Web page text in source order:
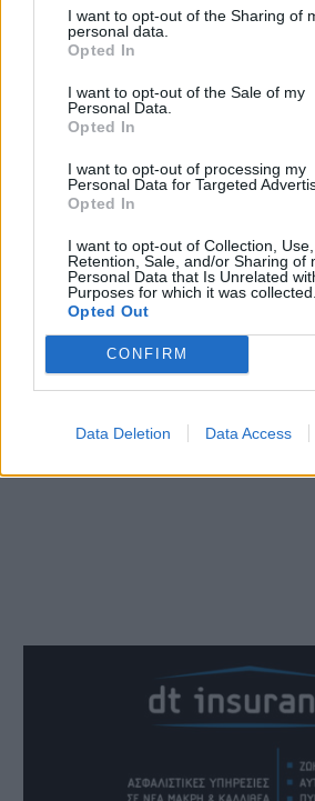
I want to opt-out of the Sharing of
personal data.
Opted In
I want to opt-out of the Sale of my
Personal Data.
Opted In
I want to opt-out of processing my
Personal Data for Targeted
Opted In
I want to opt-out of Collection, Use,
Retention, Sale, and/or Sharing of
Personal Data that Is Unrelated
Purposes for which it was collected.
Opted Out
CONFIRM
Data Deletion Data Access